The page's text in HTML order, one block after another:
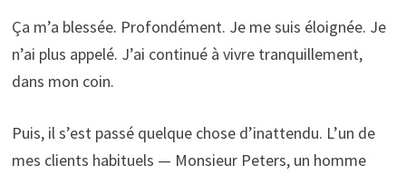
Ça m’a blessée. Profondément. Je me suis éloignée. Je
n’ai plus appelé. J’ai continué à vivre tranquillement,
dans mon coin.
Puis, il s’est passé quelque chose d’inattendu. L’un de
mes clients habituels — Monsieur Peters, un homme